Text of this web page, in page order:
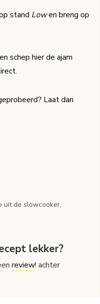
stand Lowen breng op
schep hier de ajam
Laat dan
uit de slowcooker,
lekker?
review! achter